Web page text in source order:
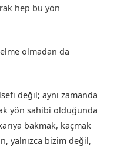
hep bu yön
olmadan da
değil; aynı zamanda
yön sahibi olduğunda
bakmak, kaçmak
yalnızca bizim değil,